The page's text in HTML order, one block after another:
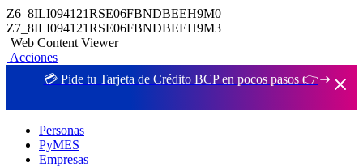
Z6_8ILI094121RSE06FBNDBEEH9M0
Z7_8ILI094121RSE06FBNDBEEH9M3
Web Content Viewer
Acciones
💳 Pide tu Tarjeta de Crédito BCP en pocos pasos 👉
Personas
PyMES
Empresas